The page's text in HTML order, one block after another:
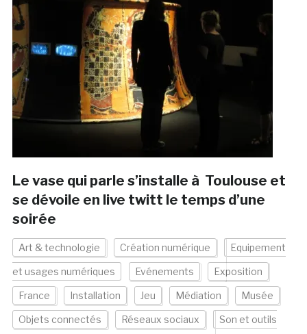
Le vase qui parle s’installe à Toulouse et
se dévoile en live twitt le temps d’une
soirée
Art & technologie Création numérique Equipement
et usages numériques Evénements Exposition
France Installation Jeu Médiation Musée
Objets connectés Réseaux sociaux Son et outils